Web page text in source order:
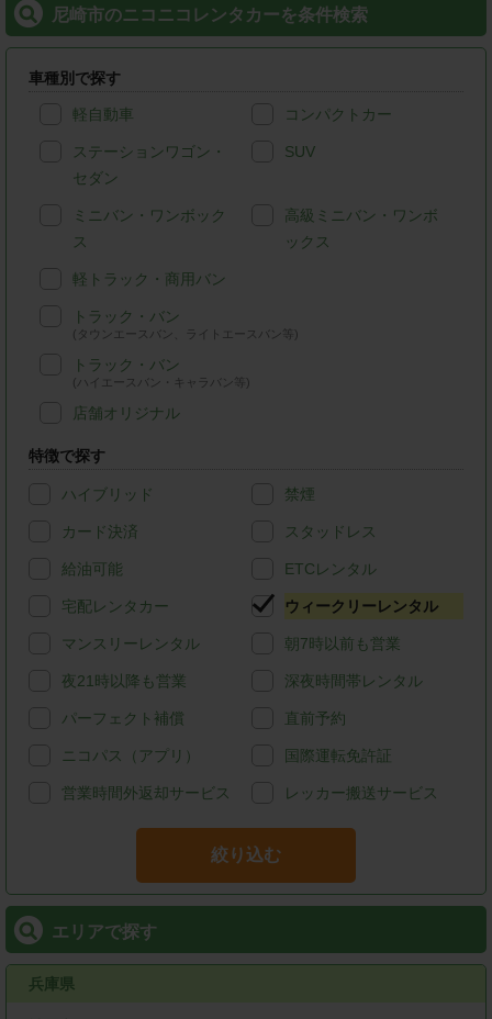
尼崎市のニコニコレンタカーを条件検索
車種別で探す
軽自動車 コンパクトカー
ステーションワゴン・
セダン
SUV
ミニバン・ワンボック
ス
高級ミニバン・ワンボ
ックス
軽トラック・商用バン
トラック・バン
(タウンエースバン、ライトエースバン等)
トラック・バン
(ハイエースバン・キャラバン等)
店舗オリジナル
特徴で探す
ハイブリッド 禁煙
カード決済 スタッドレス
給油可能 ETCレンタル
宅配レンタカー ウィークリーレンタル
マンスリーレンタル 朝7時以前も営業
夜21時以降も営業 深夜時間帯レンタル
パーフェクト補償 直前予約
ニコパス（アプリ） 国際運転免許証
営業時間外返却サービス レッカー搬送サービス
絞り込む
エリアで探す
兵庫県